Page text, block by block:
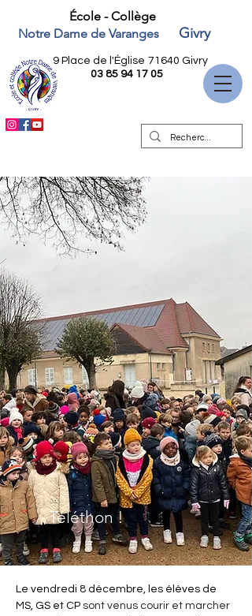
École - Collège
Notre Dame de Varanges
Givry
9 Place de l'Église 71640 Givry
03 85 94 17 05
Téléthon !
Le vendredi 8 décembre, les élèves de
MS, GS et CP sont venus courir et marcher